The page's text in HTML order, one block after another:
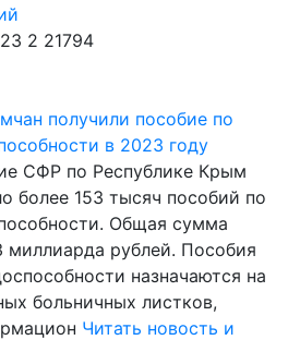
2 21794
получили пособие по
в 2023 году
СФР по Республике Крым
более 153 тысяч пособий по
Общая сумма
миллиарда рублей. Пособия
назначаются на
больничных листков,
Читать новость и